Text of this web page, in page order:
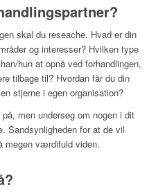
skal du reseache. Hvad er din
og interesser? Hvilken type
hun at opnå ved forhandlingen,
tilbage til? Hvordan får du din
stjerne i egen organisation?
men undersøg om nogen i dit
Sandsynligheden for at de vil
megen værdifuld viden.